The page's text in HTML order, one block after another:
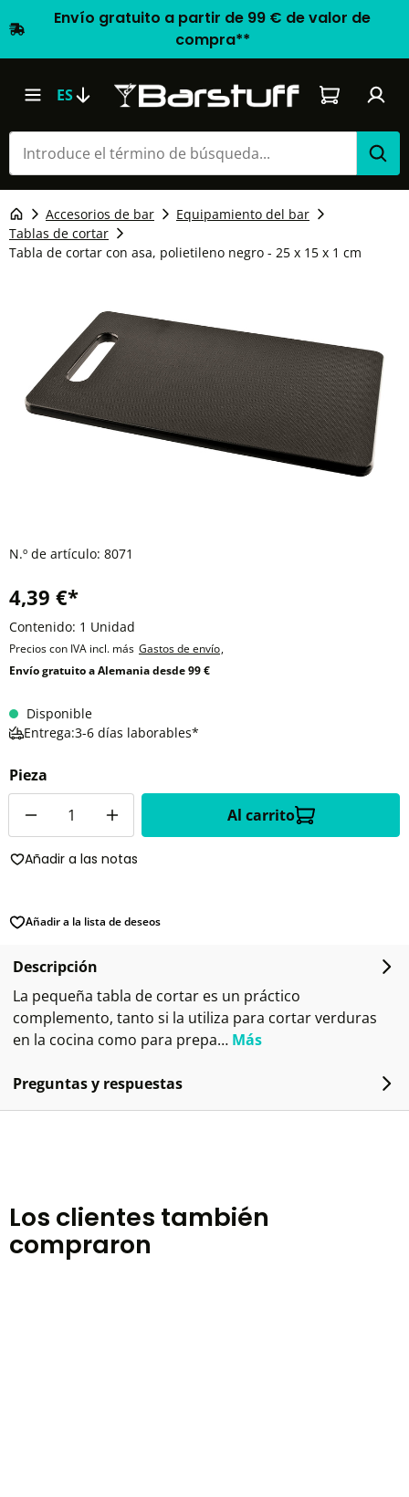
Envío gratuito a partir de 99 € de valor de
compra**
ES El carrito
Accesorios de bar
Equipamiento del bar
Tablas de cortar
Tabla de cortar con asa, polietileno negro - 25 x 15 x 1 cm
N.º de artículo: 8071
4,39 €*
Contenido: 1 Unidad
Precios con IVA incl. más Gastos de envío,
Envío gratuito a Alemania desde 99 €
Disponible
Entrega:3-6 días laborables*
Pieza
Al carrito
Añadir a las notas
Añadir a la lista de deseos
Descripción
La pequeña tabla de cortar es un práctico
complemento, tanto si la utiliza para cortar verduras
en la cocina como para prepa… Más
Preguntas y respuestas
Los clientes también
compraron